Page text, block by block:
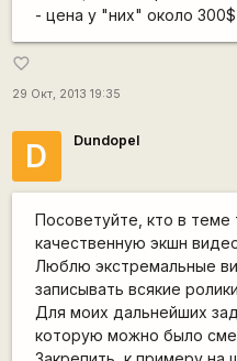
- цена у "них" около
favorite_border
29 Окт, 2013 19:35
D Dundopel
Посоветуйте, кто в теме
качественную экшн
Люблю экстремальные
записывать всякие
Для моих дальнейших
которую можно было